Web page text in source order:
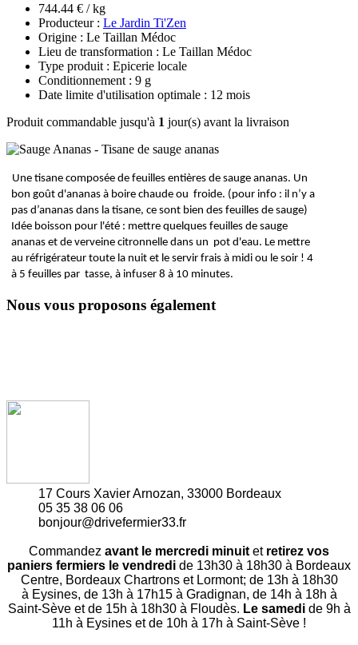
744.44 € / kg
Producteur : Le Jardin Ti'Zen
Origine : Le Taillan Médoc
Lieu de transformation : Le Taillan Médoc
Type produit : Epicerie locale
Conditionnement : 9 g
Date limite d'utilisation optimale : 12 mois
Produit commandable jusqu'à 1 jour(s) avant la livraison
Une tisane composée de feuilles entières de sauge ananas. Un
bon goût d'ananas à boire chaude ou  froide. (pour info : il n’y a
pas d’ananas dans la tisane, ce sont bien des feuilles de sauge)
Idée boisson pour l'été : mettre quelques feuilles de sauge
ananas et de verveine citronnelle dans un  pot d'eau. Le mettre
au réfrigérateur toute la nuit et le servir frais à midi ou le soir ! 4
à 5 feuilles par  tasse, à infuser 8 à 10 minutes.
Nous vous proposons également
17 Cours Xavier Arnozan, 33000 Bordeaux
05 35 38 06 06
bonjour@drivefermier33.fr
Commandez avant le mercredi minuit et retirez vos
paniers fermiers le vendredi de 13h30 à 18h30 à Bordeaux
Centre, Bordeaux Chartrons et Lormont; de 13h à 18h30
à Eysines, de 13h à 17h15 à Gradignan, de 14h à 18h à
Saint-Sève et de 15h à 18h30 à Floudès. Le samedi de 9h à
11h à Eysines et de 10h à 17h à Saint-Sève !